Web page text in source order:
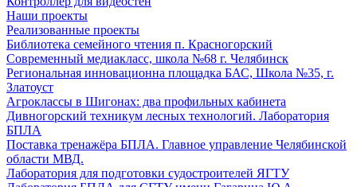
Наши проекты
Реализованные проекты
Библиотека семейного чтения п. Красногорский
Современный медиакласс, школа №68 г. Челябинск
Региональная инновационна площадка БАС, Школа №35, г.
Златоуст
Агроклассы в Шигонах: два профильных кабинета
Дивногорский техникум лесных технологий. Лаборатория
БПЛА
Поставка тренажёра БПЛА. Главное управление Челябинской
области МВД.
Лаборатория для подготовки судостроителей ЯГТУ